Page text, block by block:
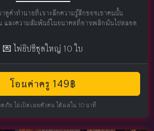
ดูคำทำนายที่เจาะลึกความรู้สึกของเขาคนนั้น
และความสัมพันธ์ในอนาคตที่อาจพลิกผันไปตลอด
💌 ไพ่ยิปซีชุดใหญ่ 10 ใบ
โอนค่าครู 149฿
ภัย ไม่เปิดเผยตัวตน ได้ผลใน 10 นาที